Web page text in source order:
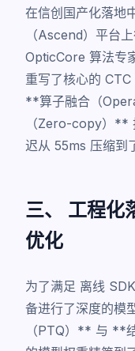
在信创国产化落地
（Ascend）平台
OpticCore 算法专
重写了核心的
**算子融合（
（Zero-copy）**
迟从 55ms 压缩到
三、 工程化
优化
为了满足 离线
备进行了深度的模
（PTQ）** 与 **